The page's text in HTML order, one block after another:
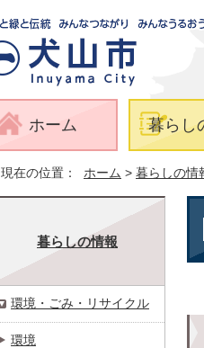
ホーム 暮らし
現在の位置： ホーム > 暮らしの情
暮らしの情報
環境・ごみ・リサイクル
環境